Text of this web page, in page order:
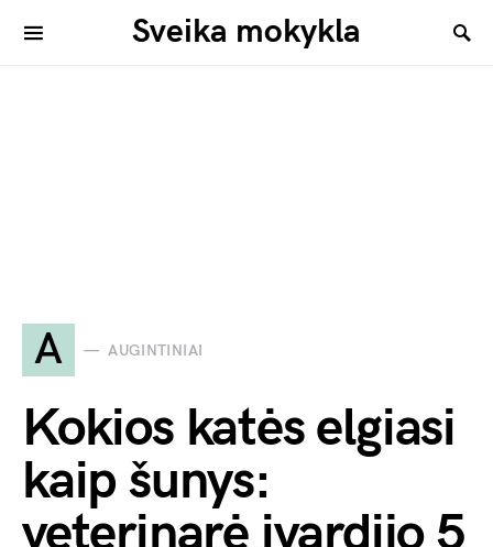
Sveika mokykla
A AUGINTINIAI
Kokios katės elgiasi
kaip šunys:
veterinarė įvardijo 5